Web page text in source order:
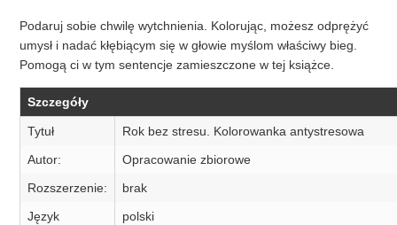
Podaruj sobie chwilę wytchnienia. Kolorując, możesz odprężyć
umysł i nadać kłębiącym się w głowie myślom właściwy bieg.
Pomogą ci w tym sentencje zamieszczone w tej książce.
Szczegóły
Tytuł
Rok bez stresu. Kolorowanka antystresowa
Autor:
Opracowanie zbiorowe
Rozszerzenie:
brak
Język
polski